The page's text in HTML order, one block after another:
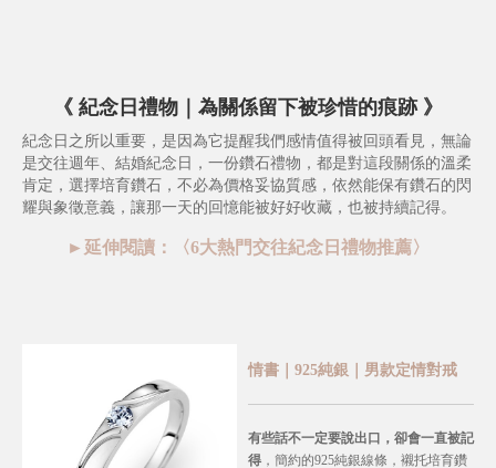
《 紀念日禮物｜為關係留下被珍惜的痕跡 》
紀念日之所以重要，是因為它提醒我們感情值得被回頭看見，無論
是交往週年、結婚紀念日，一份鑽石禮物，都是對這段關係的溫柔
肯定，選擇培育鑽石，不必為價格妥協質感，依然能保有鑽石的閃
耀與象徵意義，讓那一天的回憶能被好好收藏，也被持續記得。
►延伸閱讀：〈6大熱門交往紀念日禮物推薦〉
情書｜925純銀｜男款定情對戒
有些話不一定要說出口，卻會一直被記
得 ，簡約的925純銀線條，襯托培育鑽